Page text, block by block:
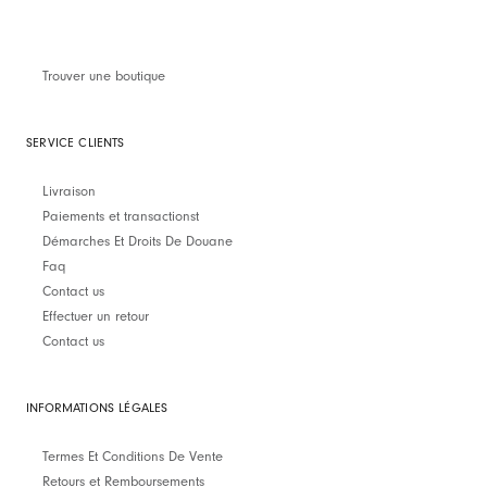
Trouver une boutique
SERVICE CLIENTS
Livraison
Paiements et transactionst
Démarches Et Droits De Douane
Faq
Contact us
Effectuer un retour
Contact us
INFORMATIONS LÉGALES
Termes Et Conditions De Vente
Retours et Remboursements